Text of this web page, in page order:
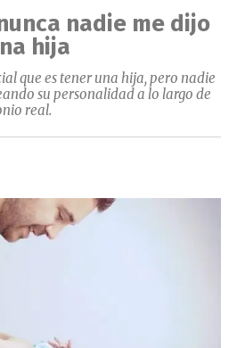
nadie me dijo
hija
que es tener una hija, pero nadie
su personalidad a lo largo de
real.